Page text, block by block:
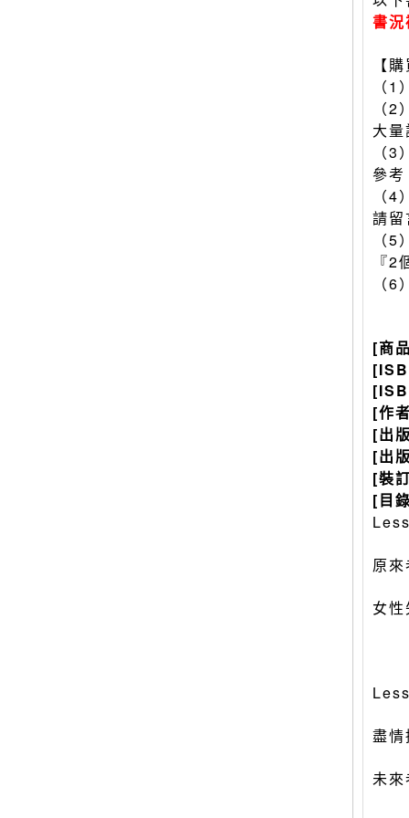
書
【
（
（
大
（
參
（
請
（
『
（
[商
[作
[出
[出
[裝
[目
原
女
盡
未